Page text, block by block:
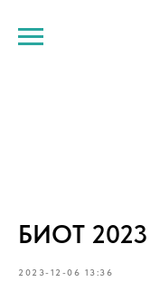
БИОТ 2023
2023-12-06 13:36